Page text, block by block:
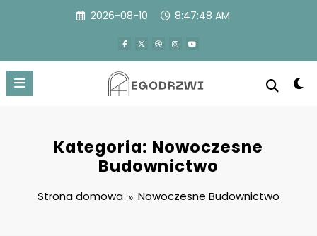
2026-08-10 8:47:49 AM
Kategoria: Nowoczesne
Budownictwo
Strona domowa Nowoczesne Budownictwo